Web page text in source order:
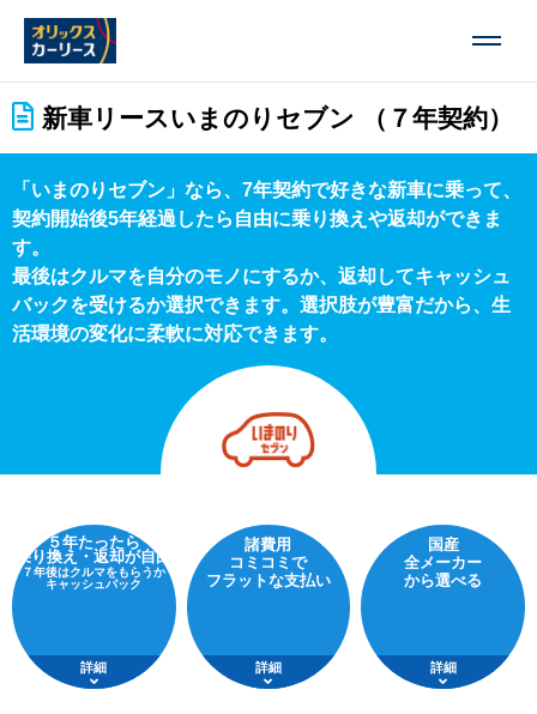
新車リースいまのりセブン （７年契約）
「いまのりセブン」なら、7年契約で好きな新車に乗って、
契約開始後5年経過したら自由に乗り換えや返却ができま
す。
最後はクルマを自分のモノにするか、返却してキャッシュ
バックを受けるか選択できます。選択肢が豊富だから、生
活環境の変化に柔軟に対応できます。
５年たったら
乗り換え・返却が自由
７年後はクルマをもらうか
キャッシュバック
詳細
諸費用
コミコミで
フラットな支払い
詳細
国産
全メーカー
から選べる
詳細